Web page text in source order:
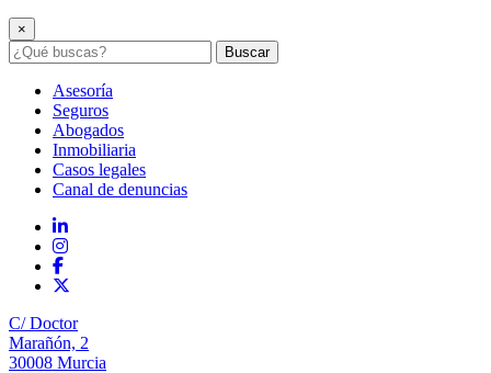
×
Buscar
Asesoría
Seguros
Abogados
Inmobiliaria
Casos legales
Canal de denuncias
C/ Doctor
Marañón, 2
30008 Murcia